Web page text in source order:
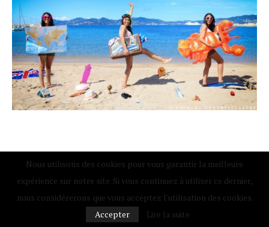
Bienvenue sur Touristissimo, le blog voyage et gastronomie pour
voyager malin !
Je suis Kaouthare, blogueuse voyage passionnée avec 25 ans
d'expérience dans le tourisme.
Je partage ici mes bons plans voyage pas chers, mes escapades
Nous utilisons des cookies pour vous garantir la meilleure
expérience sur notre site. Si vous continuez à utiliser ce dernier,
nous considérerons que vous acceptez l'utilisation des cookies.
Accepter
Lire la suite